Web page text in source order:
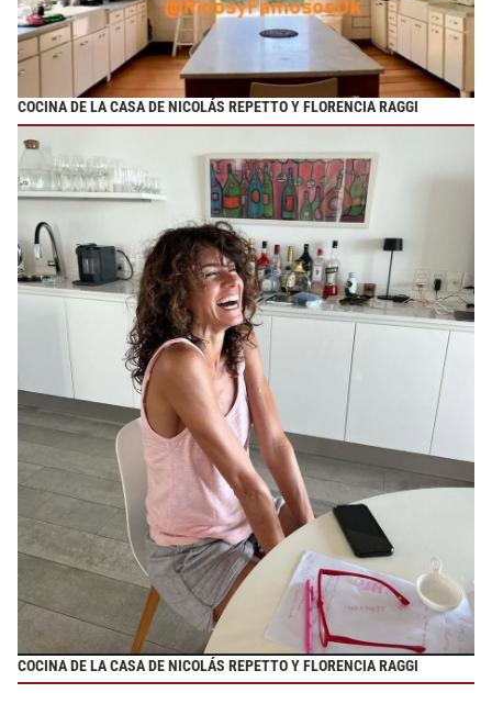
COCINA DE LA CASA DE NICOLÁS REPETTO Y FLORENCIA RAGGI
COCINA DE LA CASA DE NICOLÁS REPETTO Y FLORENCIA RAGGI